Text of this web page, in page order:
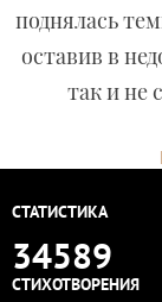
поднялась
оставив в
так и не
СТАТИСТИКА
34589
СТИХОТВОРЕНИЯ